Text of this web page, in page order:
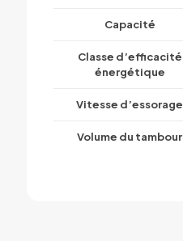
Capacité
Classe d’efficacité
énergétique
Vitesse d’essorage
Volume du tambour